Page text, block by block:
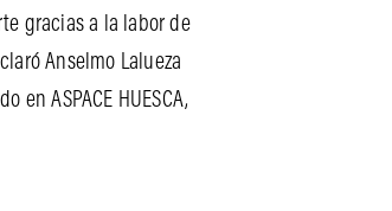
gracias a la labor de
Anselmo Lalueza
ASPACE HUESCA,